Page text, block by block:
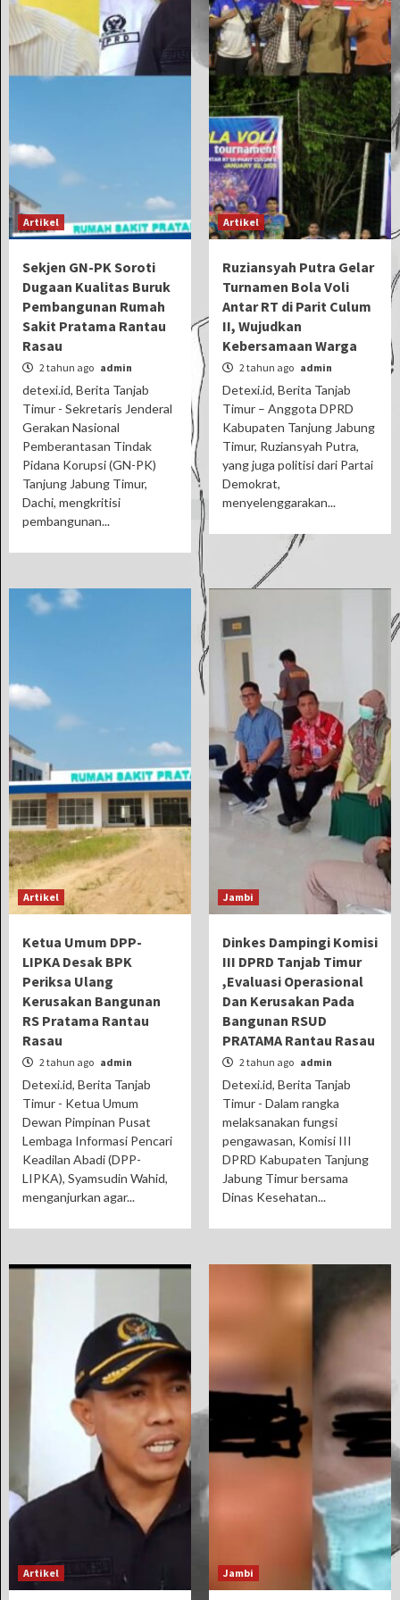
Artikel
Sekjen GN-PK Soroti
Dugaan Kualitas Buruk
Pembangunan Rumah
Sakit Pratama Rantau
Rasau
2 tahun ago admin
detexi.id, Berita Tanjab
Timur - Sekretaris Jenderal
Gerakan Nasional
Pemberantasan Tindak
Pidana Korupsi (GN-PK)
Tanjung Jabung Timur,
Dachi, mengkritisi
pembangunan...
Artikel
Ruziansyah Putra Gelar
Turnamen Bola Voli
Antar RT di Parit Culum
II, Wujudkan
Kebersamaan Warga
2 tahun ago admin
Detexi.id, Berita Tanjab
Timur – Anggota DPRD
Kabupaten Tanjung Jabung
Timur, Ruziansyah Putra,
yang juga politisi dari Partai
Demokrat,
menyelenggarakan...
Artikel
Ketua Umum DPP-
LIPKA Desak BPK
Periksa Ulang
Kerusakan Bangunan
RS Pratama Rantau
Rasau
2 tahun ago admin
Detexi.id, Berita Tanjab
Timur - Ketua Umum
Dewan Pimpinan Pusat
Lembaga Informasi Pencari
Keadilan Abadi (DPP-
LIPKA), Syamsudin Wahid,
menganjurkan agar...
Jambi
Dinkes Dampingi Komisi
III DPRD Tanjab Timur
,Evaluasi Operasional
Dan Kerusakan Pada
Bangunan RSUD
PRATAMA Rantau Rasau
2 tahun ago admin
Detexi.id, Berita Tanjab
Timur - Dalam rangka
melaksanakan fungsi
pengawasan, Komisi III
DPRD Kabupaten Tanjung
Jabung Timur bersama
Dinas Kesehatan...
Artikel Jambi